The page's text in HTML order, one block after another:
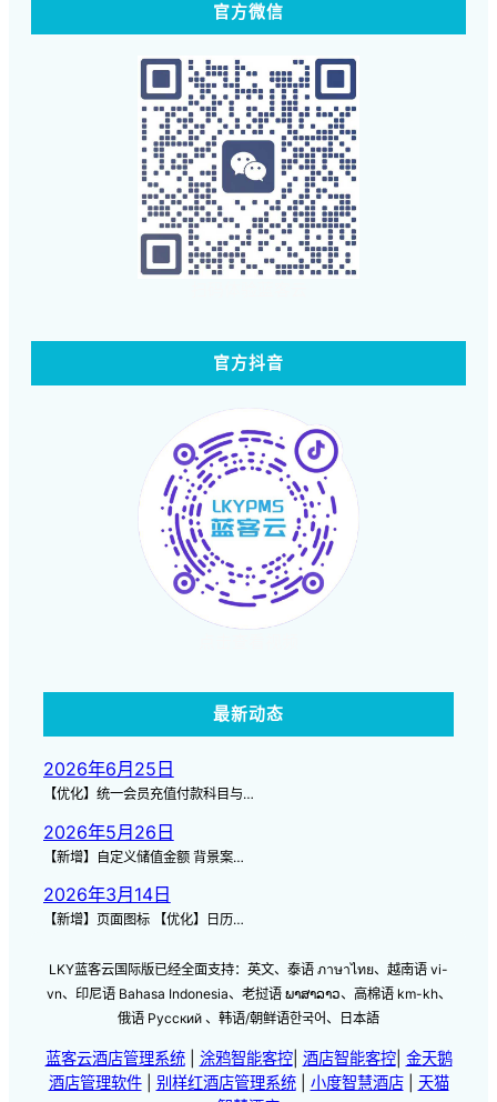
官方微信
官方抖音
最新动态
2026年6月25日
【优化】统一会员充值付款科目与…
2026年5月26日
【新增】自定义储值金额 背景案…
2026年3月14日
【新增】页面图标 【优化】日历…
LKY蓝客云国际版已经全面支持：英文、泰语 ภาษาไทย、越南语 vi-
vn、印尼语 Bahasa Indonesia、老挝语 ພາສາລາວ、高棉语 km-kh、
俄语 Русский 、韩语/朝鲜语한국어、日本語
蓝客云酒店管理系统| 涂鸦智能客控| 酒店智能客控| 金天鹅
酒店管理软件| 别样红酒店管理系统| 小度智慧酒店| 天猫